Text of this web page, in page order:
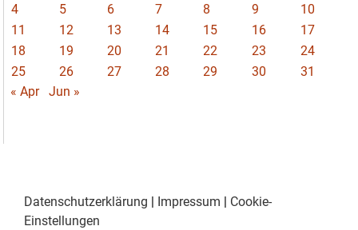
4
5 6 7 8 9
10
11
12 13 14 15 16
17
18
19 20 21 22 23
24
25
26 27 28 29 30
31
« Apr
Jun »
Datenschutzerklärung | Impressum | Cookie-
Einstellungen